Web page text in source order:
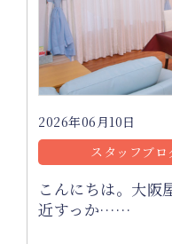
2026年06月10日
スタッフブロ
こんにちは。大阪
近すっか……